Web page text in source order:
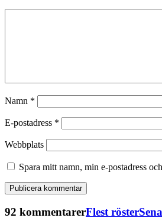
Namn *
E-postadress *
Webbplats
Spara mitt namn, min e-postadress
92 kommentarerFlest röster